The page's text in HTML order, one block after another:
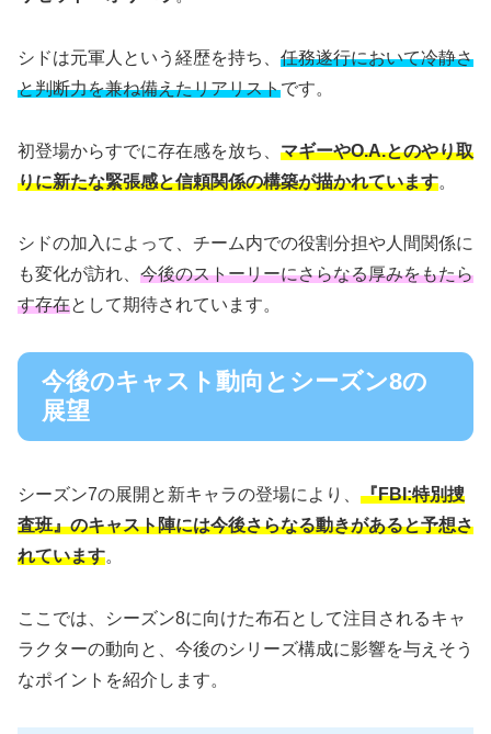
シドは元軍人という経歴を持ち、 任務遂行において冷静さ
と判断力を兼ね備えたリアリストです。
初登場からすでに存在感を放ち、 マギーやO.A.とのやり取
りに新たな緊張感と信頼関係の構築が描かれています。
シドの加入によって、チーム内での役割分担や人間関係に
も変化が訪れ、 今後のストーリーにさらなる厚みをもたら
す存在として期待されています。
今後のキャスト動向とシーズン8の
展望
シーズン7の展開と新キャラの登場により、 『FBI:特別捜
査班』のキャスト陣には今後さらなる動きがあると予想さ
れています。
ここでは、シーズン8に向けた布石として注目されるキャ
ラクターの動向と、今後のシリーズ構成に影響を与えそう
なポイントを紹介します。